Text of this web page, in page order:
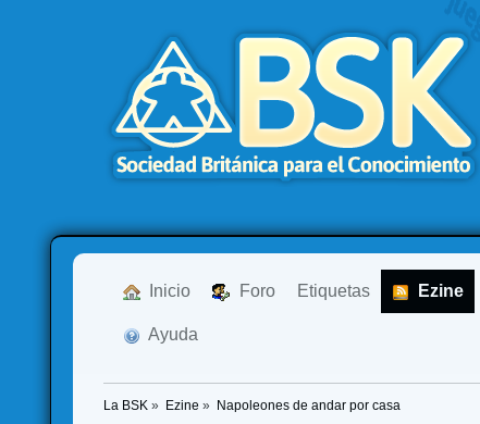
Inicio Foro Etiquetas Ezine
Ayuda
La BSK » Ezine » Napoleones de andar por casa